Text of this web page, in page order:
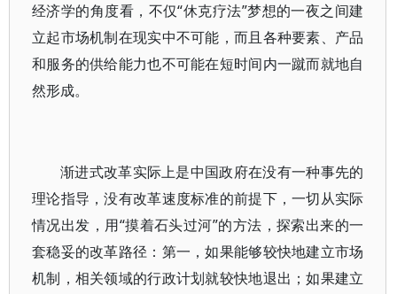
经济学的角度看，不仅“休克疗法”梦想的一夜之间建
立起市场机制在现实中不可能，而且各种要素、产品
和服务的供给能力也不可能在短时间内一蹴而就地自
然形成。
渐进式改革实际上是中国政府在没有一种事先的
理论指导，没有改革速度标准的前提下，一切从实际
情况出发，用“摸着石头过河”的方法，探索出来的一
套稳妥的改革路径：第一，如果能够较快地建立市场
机制，相关领域的行政计划就较快地退出；如果建立